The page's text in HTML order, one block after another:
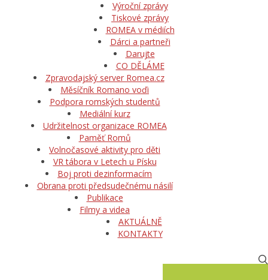
Výroční zprávy
Tiskové zprávy
ROMEA v médiích
Dárci a partneři
Darujte
CO DĚLÁME
Zpravodajský server Romea.cz
Měsíčník Romano voďi
Podpora romských studentů
Mediální kurz
Udržitelnost organizace ROMEA
Paměť Romů
Volnočasové aktivity pro děti
VR tábora v Letech u Písku
Boj proti dezinformacím
Obrana proti předsudečnému násilí
Publikace
Filmy a videa
AKTUÁLNĚ
KONTAKTY